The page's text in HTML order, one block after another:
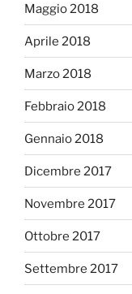
Maggio 2018
Aprile 2018
Marzo 2018
Febbraio 2018
Gennaio 2018
Dicembre 2017
Novembre 2017
Ottobre 2017
Settembre 2017